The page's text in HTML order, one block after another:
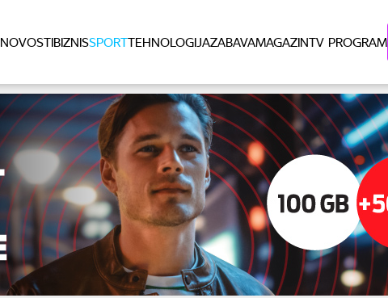
NOVOSTIBIZNISSPORTTEHNOLOGIJAZABAVAMAGAZINTV PROGRAM